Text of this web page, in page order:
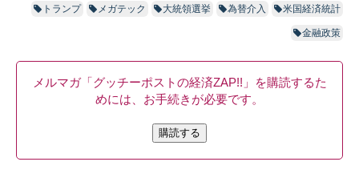
トランプ メガテック 大統領選挙 為替介入 米国経済統計
金融政策
メルマガ「グッチーポストの経済ZAP!!」を購読するた
めには、お手続きが必要です。
購読する